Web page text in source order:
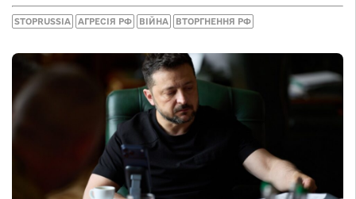
STOPRUSSIA АГРЕСІЯ РФ ВІЙНА ВТОРГНЕННЯ РФ